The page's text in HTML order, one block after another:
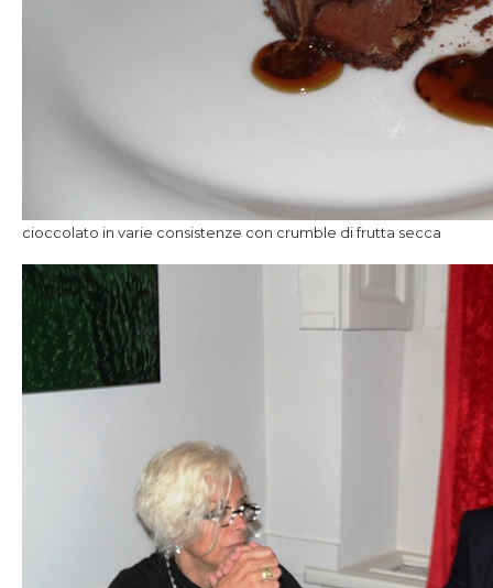
cioccolato in varie consistenze con crumble di frutta secca